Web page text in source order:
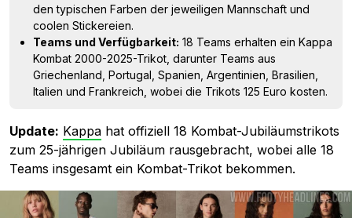
den typischen Farben der jeweiligen Mannschaft und
coolen Stickereien.
Teams und Verfügbarkeit: 18 Teams erhalten ein Kappa
Kombat 2000-2025-Trikot, darunter Teams aus
Griechenland, Portugal, Spanien, Argentinien, Brasilien,
Italien und Frankreich, wobei die Trikots 125 Euro kosten.
Update: Kappa hat offiziell 18 Kombat-Jubiläumstrikots
zum 25-jährigen Jubiläum rausgebracht, wobei alle 18
Teams insgesamt ein Kombat-Trikot bekommen.